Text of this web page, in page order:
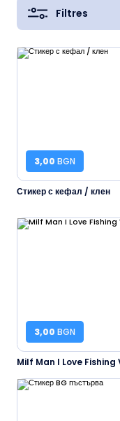
Filtres
3,00 BGN
Стикер с кефал / клен
3,00 BGN
Milf Man I Love Fishing